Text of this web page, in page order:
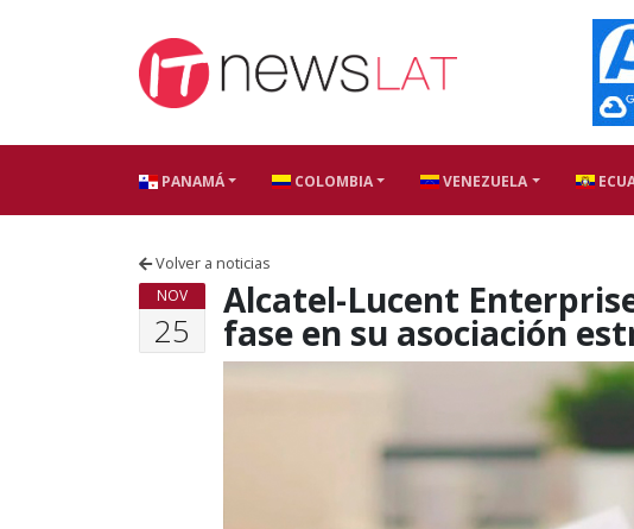
PANAMÁ COLOMBIA VENEZUELA
Volver a noticias
NOV
25
Alcatel-Lucent
fase en su asociación